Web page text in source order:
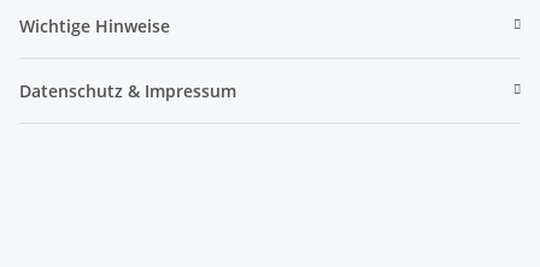
Wichtige Hinweise
Datenschutz & Impressum